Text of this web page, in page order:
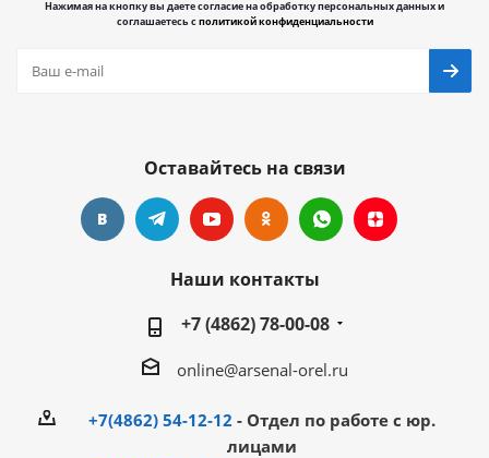
Нажимая на кнопку вы даете согласие на обработку персональных данных и
соглашаетесь сполитикой конфиденциальности
Оставайтесь на связи
Наши контакты
+7 (4862) 78-00-08
online@arsenal-orel.ru
+7(4862) 54-12-12 - Отдел по работе с юр.
лицами